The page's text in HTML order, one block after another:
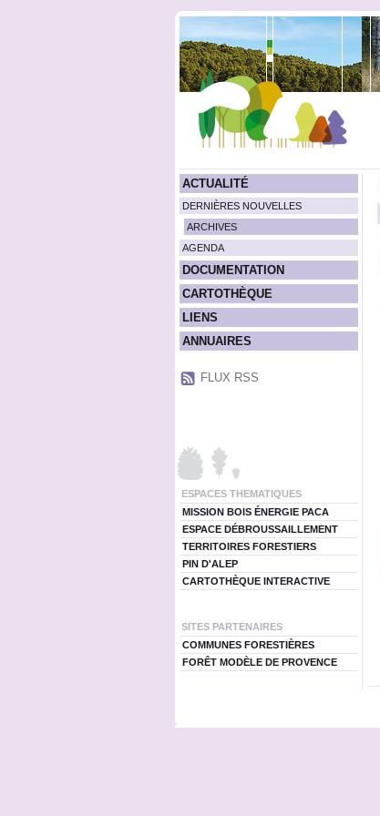
ACTUALITÉ
DERNIÈRES NOUVELLES
ARCHIVES
AGENDA
DOCUMENTATION
CARTOTHÈQUE
LIENS
ANNUAIRES
FLUX RSS
ESPACES THEMATIQUES
MISSION BOIS ÉNERGIE PACA
ESPACE DÉBROUSSAILLEMENT
TERRITOIRES FORESTIERS
PIN D'ALEP
CARTOTHÈQUE INTERACTIVE
SITES PARTENAIRES
COMMUNES FORESTIÈRES
FORÊT MODÈLE DE PROVENCE